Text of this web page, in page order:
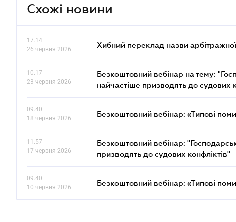
Схожі новини
17.14
26 червня 2026
Хибний переклад назви
10.17
23 червня 2026
Безкоштовний вебінар на тему:
найчастіше призводять до судових
09.40
18 червня 2026
Безкоштовний вебінар: «Типові
11.57
17 червня 2026
Безкоштовний вебінар:
призводять до судових конфліктів"
09.40
10 червня 2026
Безкоштовний вебінар: «Типові